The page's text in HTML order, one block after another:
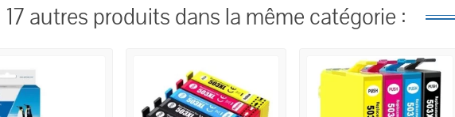
17 autres produits dans la même catégorie :